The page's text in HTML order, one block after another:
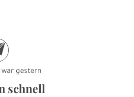
war gestern
schnell